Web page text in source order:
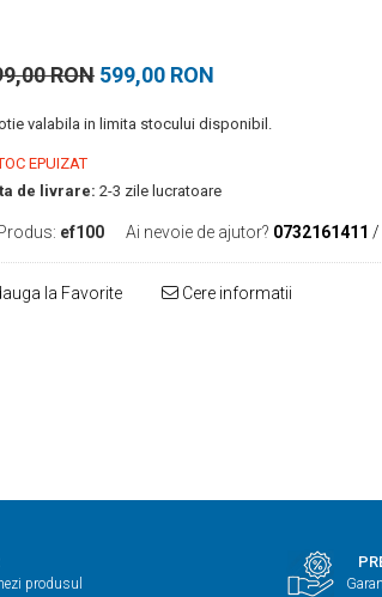
RON 599,00 RON
valabila in limita stocului disponibil.
EPUIZAT
de livrare: 2-3 zile lucratoare
ef100 Ai nevoie de ajutor? 0732161411 /
la Favorite Cere informatii
produsul